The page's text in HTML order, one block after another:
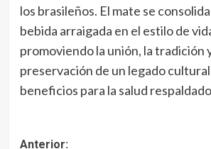
los brasileños. El mate se
bebida arraigada en el estilo de
promoviendo la unión, la tradición
preservación de un legado
beneficios para la salud
Anterior: